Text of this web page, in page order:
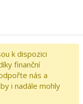
k dispozici
finanční
nás a
i nadále mohly